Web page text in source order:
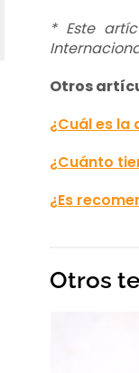
* Este
Otros
¿Cuál es
¿Cuánto
¿Es
Otros